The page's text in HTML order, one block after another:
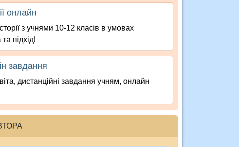
онлайн
з учнями 10-12 класів в умовах
підхід!
завдання
дистанційні завдання учням, онлайн